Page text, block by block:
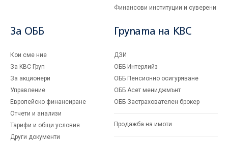
Финансови институции и суверени
За ОББ
Кои сме ние
За KBC Груп
За акционери
Управление
Европейско финансиране
Отчети и анализи
Тарифи и общи условия
Други документи
Групата на KBC
ДЗИ
ОББ Интерлийз
ОББ Пенсионно осигуряване
ОББ Асет мениджмънт
ОББ Застрахователен брокер
Продажба на имоти